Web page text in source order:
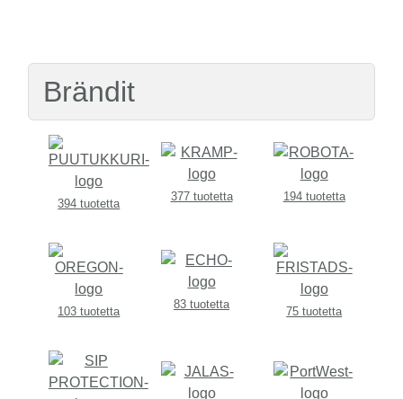
Brändit
394 tuotetta
377 tuotetta 194 tuotetta
103 tuotetta
83 tuotetta
75 tuotetta